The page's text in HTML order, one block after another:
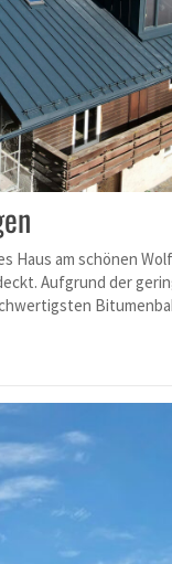
Haus am schönen
Aufgrund der